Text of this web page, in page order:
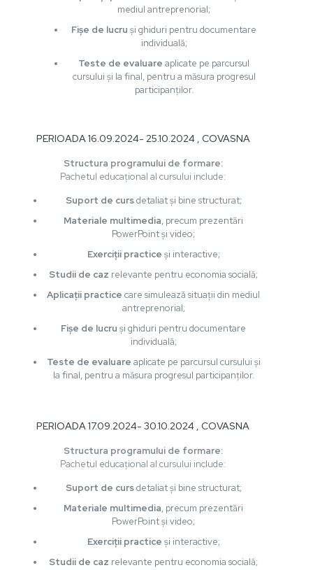
mediul antreprenorial;
Fișe de lucru și ghiduri pentru documentare
individuală;
Teste de evaluare aplicate pe parcursul
cursului și la final, pentru a măsura progresul
participanților.
PERIOADA 16.09.2024- 25.10.2024 , COVASNA
Structura programului de formare:
Pachetul educațional al cursului include:
Suport de cursdetaliat și bine structurat;
Materiale multimedia, precum prezentări
PowerPoint și video;
Exerciții practice și interactive;
Studii de caz relevante pentru economia socială;
Aplicații practice care simulează situații din mediul
antreprenorial;
Fișe de lucru și ghiduri pentru documentare
individuală;
Teste de evaluare aplicate pe parcursul cursului și
la final, pentru a măsura progresul participanților.
PERIOADA 17.09.2024- 30.10.2024 , COVASNA
Structura programului de formare:
Pachetul educațional al cursului include:
Suport de cursdetaliat și bine structurat;
Materiale multimedia, precum prezentări
PowerPoint și video;
Exerciții practice și interactive;
Studii de caz relevante pentru economia socială;